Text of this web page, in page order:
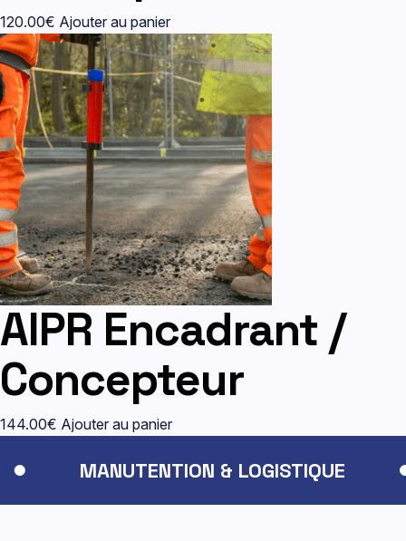
120.00€ Ajouter au panier
AIPR Encadrant /
Concepteur
144.00€ Ajouter au panier
MANUTENTION & LOGISTIQUE